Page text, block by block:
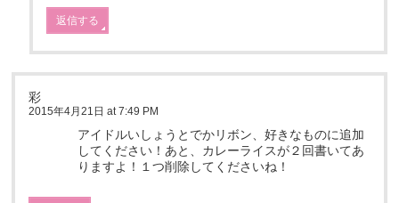
返信する
彩
2015年4月21日 at 7:49 PM
アイドルいしょうとでかリボン、好きなものに追加
してください！あと、カレーライスが２回書いてあ
りますよ！１つ削除してくださいね！